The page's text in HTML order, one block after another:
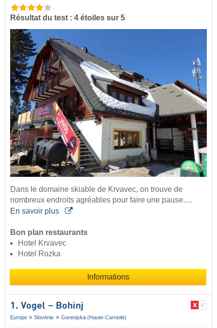
Résultat du test : 4 étoiles sur 5
Dans le domaine skiable de Krvavec, on trouve de
nombreux endroits agréables pour faire une pause.…
En savoir plus
Bon plan restaurants
Hotel Krvavec
Hotel Rozka
Informations
1. Vogel – Bohinj
Europe Slovénie Gorenjska (Haute-Carniole)